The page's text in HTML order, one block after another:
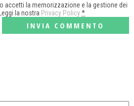
accetti la memorizzazione e la gestione dei
la nostra Privacy Policy*